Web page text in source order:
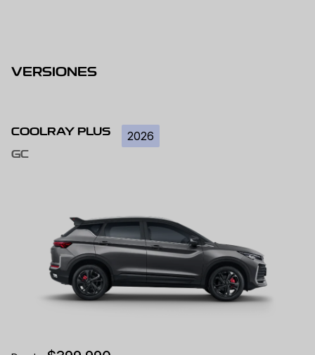
VERSIONES
COOLRAY PLUS 2026
GC